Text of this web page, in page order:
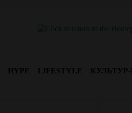
HYPE LIFESTYLE